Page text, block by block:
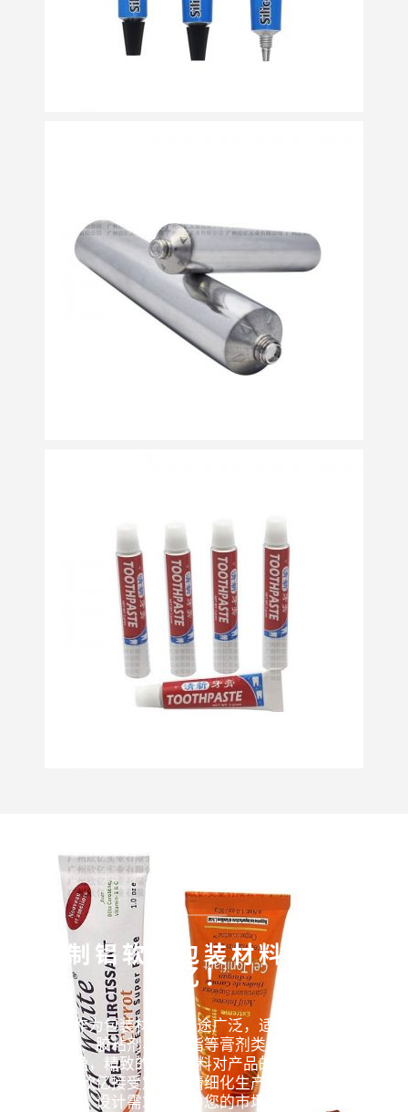
定制铝软管包装材料，找欣
亿！
铝软管作为包装材料，用途广泛，适合用于充填化妆
品、牙膏、胶粘剂、润滑脂等膏剂类产品。现今品牌化
趋势明确，精致的包装材料对产品的颜值打造十分重
要，广州欣亿接受定制，精细化生产能够配合您的产品
设计需求，助力您的市场开发！